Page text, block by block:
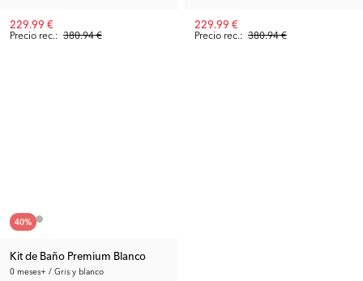
Precio rec.: 380.94 €
229.99 €
Precio rec.: 380.94 €
229.99 €
40%
Kit de Baño Premium Blanco
0 meses+ / Gris y blanco